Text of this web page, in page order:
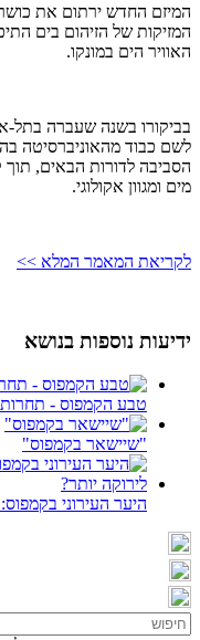
המיזם החדש ירתום את
המזיקות של הזיהום בים
האוויר הים במונקו.
בביקורו בשנה שעברה בתל-
לשם כבוד מהאוניברסיטה
הסביבה לדורות הבאים, תוך
מים ומגוון אקולוגי.
לקריאת המאמר המלא >>
ידיעות נוספות בנושא
טבע הקמפוס - תחרות
"שיישאר בקמפוס"
היער העירוני